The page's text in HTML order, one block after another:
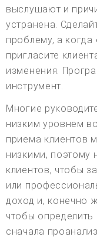
выслушают и
устранена.
проблему, а когда
пригласите
изменения.
инструмент.
Многие
низким уровнем
приема клиентов
низкими, поэтому
клиентов, чтобы
или
доход и, конечно
чтобы
сначала